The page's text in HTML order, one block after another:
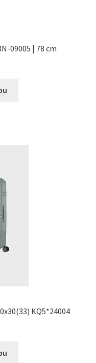
09005 | 78 cm
KQ5*24004